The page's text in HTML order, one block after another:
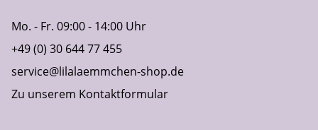
Mo. - Fr. 09:00 - 14:00 Uhr
+49 (0) 30 644 77 455
service@lilalaemmchen-shop.de
Zu unserem Kontaktformular